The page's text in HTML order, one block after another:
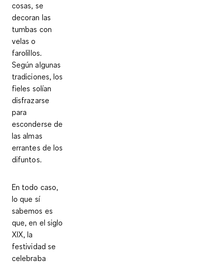
cosas, se
decoran las
tumbas con
velas o
farolillos.
Según algunas
tradiciones, los
fieles solían
disfrazarse
para
esconderse de
las almas
errantes de los
difuntos.
En todo caso,
lo que sí
sabemos es
que, en el siglo
XIX, la
festividad se
celebraba